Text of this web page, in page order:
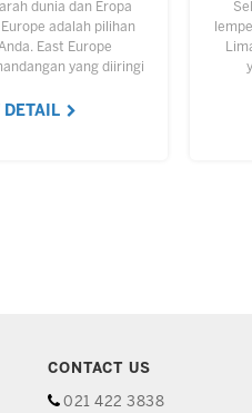
dunia dan Eropa
adalah pilihan
East Europe
yang diiringi
keindahan
DETAIL
CONTACT US
021 422 3838